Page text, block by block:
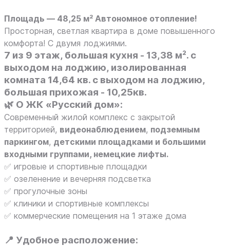
Площадь — 48,25 м² Автономное отопление!
Просторная, светлая квартира в доме повышенного
комфорта! С двумя лоджиями.
7 из 9 этаж, большая кухня - 13,38 м². с
выходом на лоджию, изолированная
комната 14,64 кв. с выходом на лоджию,
большая прихожая - 10,25кв.
🌿 О ЖК «Русский дом»:
Современный жилой комплекс с закрытой
территорией, видеонаблюдением, подземным
паркингом, детскими площадками и большими
входными группами, немецкие лифты.
✅ игровые и спортивные площадки
✅ озеленение и вечерняя подсветка
✅ прогулочные зоны
✅ клиники и спортивные комплексы
✅ коммерческие помещения на 1 этаже дома
📍 Удобное расположение: